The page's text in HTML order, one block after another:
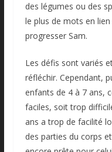
des légumes ou des
le plus de mots en
progresser Sam.
Les défis sont variés
réfléchir. Cependant,
enfants de 4 à 7 ans,
faciles, soit trop
ans a trop de facilité
des parties du corps